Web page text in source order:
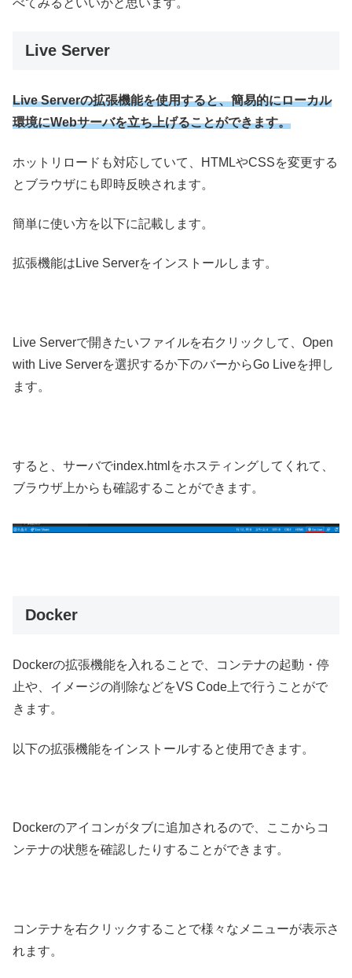
Live Server
Live Serverの拡張機能を使用すると、簡易的にローカル
環境にWebサーバを立ち上げることができます。
ホットリロードも対応していて、HTMLやCSSを変更する
とブラウザにも即時反映されます。
簡単に使い方を以下に記載します。
拡張機能はLive Serverをインストールします。
Live Serverで開きたいファイルを右クリックして、Open
with Live Serverを選択するか下のバーからGo Liveを押し
ます。
すると、サーバでindex.htmlをホスティングしてくれて、
ブラウザ上からも確認することができます。
Docker
Dockerの拡張機能を入れることで、コンテナの起動・停
止や、イメージの削除などをVS Code上で行うことがで
きます。
以下の拡張機能をインストールすると使用できます。
Dockerのアイコンがタブに追加されるので、ここからコ
ンテナの状態を確認したりすることができます。
コンテナを右クリックすることで様々なメニューが表示さ
れます。